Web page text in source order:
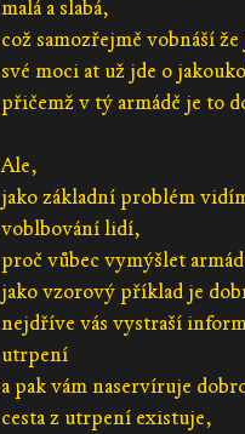
malá a slabá,
což samozřejmě vobnáší
své moci at už jde o
přičemž v tý armádě je to
Ale,
jako základní problém
voblbování lidí,
proč vůbec vymýšlet
jako vzorový příklad je
nejdříve vás vystraší
utrpení
a pak vám naservíruje
cesta z utrpení existuje,